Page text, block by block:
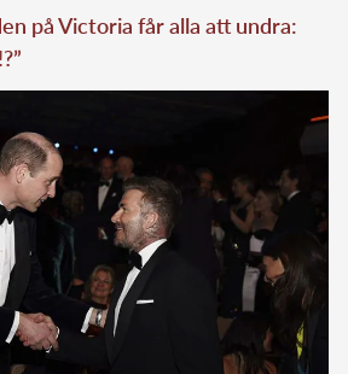
på Victoria får alla att undra: